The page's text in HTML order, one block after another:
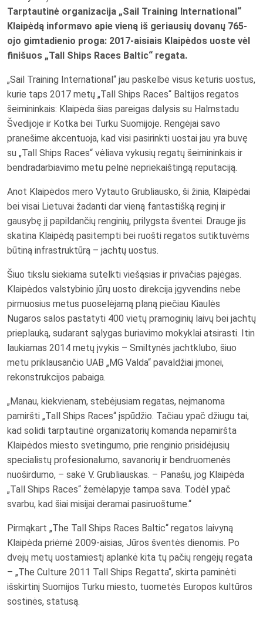
Tarptautinė organizacija „Sail Training International“
Klaipėdą informavo apie vieną iš geriausių dovanų 765-
ojo gimtadienio proga: 2017-aisiais Klaipėdos uoste vėl
finišuos „Tall Ships Races Baltic“ regata.
„Sail Training International“ jau paskelbė visus keturis uostus,
kurie taps 2017 metų „Tall Ships Races“ Baltijos regatos
šeimininkais: Klaipėda šias pareigas dalysis su Halmstadu
Švedijoje ir Kotka bei Turku Suomijoje. Rengėjai savo
pranešime akcentuoja, kad visi pasirinkti uostai jau yra buvę
su „Tall Ships Races“ vėliava vykusių regatų šeimininkais ir
bendradarbiavimo metu pelnė nepriekaištingą reputaciją.
Anot Klaipėdos mero Vytauto Grubliausko, ši žinia, Klaipėdai
bei visai Lietuvai žadanti dar vieną fantastišką reginį ir
gausybę jį papildančių renginių, prilygsta šventei. Drauge jis
skatina Klaipėdą pasitempti bei ruošti regatos sutiktuvėms
būtiną infrastruktūrą – jachtų uostus.
Šiuo tikslu siekiama sutelkti viešąsias ir privačias pajėgas.
Klaipėdos valstybinio jūrų uosto direkcija įgyvendins nebe
pirmuosius metus puoselėjamą planą piečiau Kiaulės
Nugaros salos pastatyti 400 vietų pramoginių laivų bei jachtų
prieplauką, sudarant sąlygas buriavimo mokyklai atsirasti. Itin
laukiamas 2014 metų įvykis – Smiltynės jachtklubo, šiuo
metu priklausančio UAB „MG Valda“ pavaldžiai įmonei,
rekonstrukcijos pabaiga.
„Manau, kiekvienam, stebėjusiam regatas, neįmanoma
pamiršti „Tall Ships Races“ įspūdžio. Tačiau ypač džiugu tai,
kad solidi tarptautinė organizatorių komanda nepamiršta
Klaipėdos miesto svetingumo, prie renginio prisidėjusių
specialistų profesionalumo, savanorių ir bendruomenės
nuoširdumo, – sakė V. Grubliauskas. – Panašu, jog Klaipėda
„Tall Ships Races“ žemėlapyje tampa sava. Todėl ypač
svarbu, kad šiai misijai deramai pasiruoštume.“
Pirmąkart „The Tall Ships Races Baltic“ regatos laivyną
Klaipėda priėmė 2009-aisias, Jūros šventės dienomis. Po
dvejų metų uostamiestį aplankė kita tų pačių rengėjų regata
– „The Culture 2011 Tall Ships Regatta“, skirta paminėti
išskirtinį Suomijos Turku miesto, tuometės Europos kultūros
sostinės, statusą.